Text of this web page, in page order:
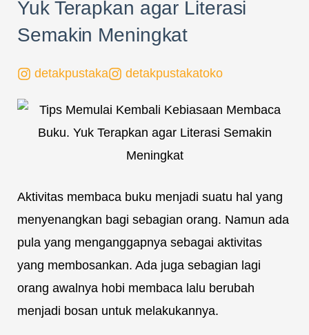
Yuk Terapkan agar Literasi
Semakin Meningkat
detakpustaka detakpustakatoko
Aktivitas membaca buku menjadi suatu hal yang
menyenangkan bagi sebagian orang. Namun ada
pula yang menganggapnya sebagai aktivitas
yang membosankan. Ada juga sebagian lagi
orang awalnya hobi membaca lalu berubah
menjadi bosan untuk melakukannya.
Page
,Page